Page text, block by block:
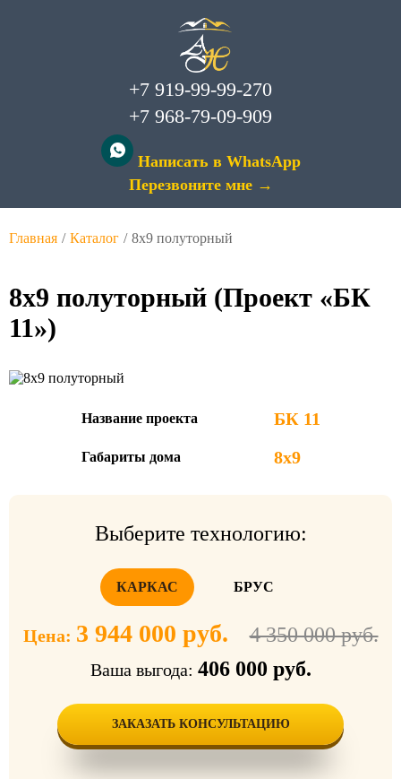
+7 919-99-99-270
+7 968-79-09-909
Написать в WhatsApp
Перезвоните мне →
Главная / Каталог / 8х9 полуторный
8х9 полуторный (Проект «БК
11»)
Название проекта БК 11
Габариты дома 8х9
Выберите технологию:
КАРКАС БРУС
Цена: 3 944 000 руб. 4 350 000 руб.
Ваша выгода: 406 000 руб.
ЗАКАЗАТЬ КОНСУЛЬТАЦИЮ